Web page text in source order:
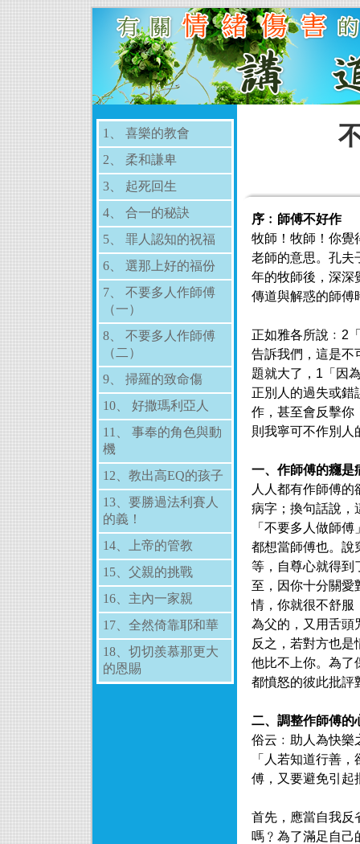
1、 喜樂的教會
2、 柔和謙卑
3、 起死回生
4、 合一的秘訣
5、 罪人認知的祝福
6、 選那上好的福份
7、 不要多人作師傅
（一）
8、 不要多人作師傅
（二）
9、 掃羅的致命傷
10、 好撒瑪利亞人
11、 事奉的角色與動
機
12、教出高EQ的孩子
13、要勝過法利賽人
的義！
14、上帝的管教
15、父親的挑戰
16、主內一家親
17、全然倚靠耶和華
18、切切羨慕那更大
的恩賜
序﹕師傅不好作
牧師！牧師！你覺
老師的意思。孔夫
年的牧師後，深深
傳道與解惑的師傅
正如雅各所說﹕2
告訴我們，這是不
題就大了，1「因
正別人的過失或錯
作，甚至會反擊你
則我寧可不作別人
一、作師傅的癮是
人人都有作師傅
病字；換句話說，
「不要多人做師
都想當師傅也。說
等，自尊心就得到
至，因你十分關愛
情，你就很不舒服
為父的，又用舌頭
反之，若對方也
他比不上你。為了
都憤怒的彼此批評
二、調整作師傅的
俗云﹕助人為快樂
「人若知道行善
傅，又要避免引起
首先，應當自我反
嗎﹖為了滿足自己